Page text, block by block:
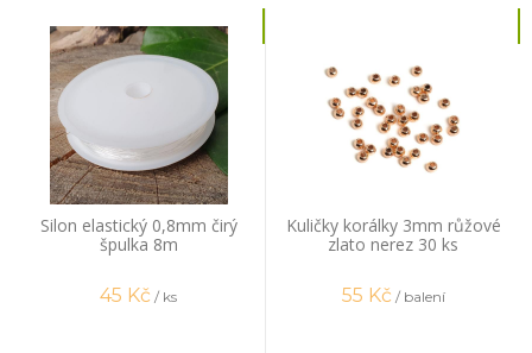
Silon elastický 0,8mm čirý
špulka 8m
45 Kč / ks
Kuličky korálky 3mm růžové
zlato nerez 30 ks
55 Kč / balení